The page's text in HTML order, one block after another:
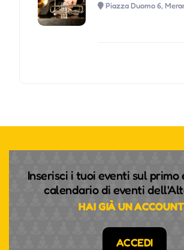
Piazza Duomo 6,
Inserisci i tuoi eventi sul primo
calendario di eventi
HAI GIÀ UN
ACCEDI